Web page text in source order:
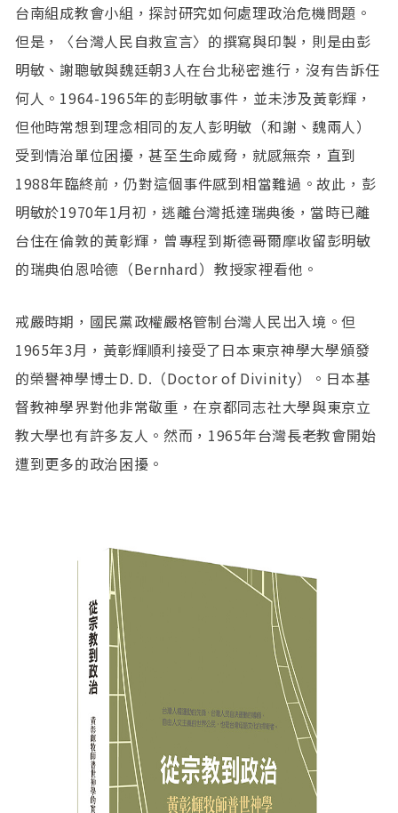
台南組成教會小組，探討研究如何處理政治危機問題。
但是，〈台灣人民自救宣言〉的撰寫與印製，則是由彭
明敏、謝聰敏與魏廷朝3人在台北秘密進行，沒有告訴任
何人。1964-1965年的彭明敏事件，並未涉及黃彰輝，
但他時常想到理念相同的友人彭明敏（和謝、魏兩人）
受到情治單位困擾，甚至生命威脅，就感無奈，直到
1988年臨終前，仍對這個事件感到相當難過。故此，彭
明敏於1970年1月初，逃離台灣抵達瑞典後，當時已離
台住在倫敦的黃彰輝，曾專程到斯德哥爾摩收留彭明敏
的瑞典伯恩哈德（Bernhard）教授家裡看他。
戒嚴時期，國民黨政權嚴格管制台灣人民出入境。但
1965年3月，黃彰輝順利接受了日本東京神學大學頒發
的榮譽神學博士D. D.（Doctor of Divinity）。日本基
督教神學界對他非常敬重，在京都同志社大學與東京立
教大學也有許多友人。然而，1965年台灣長老教會開始
遭到更多的政治困擾。